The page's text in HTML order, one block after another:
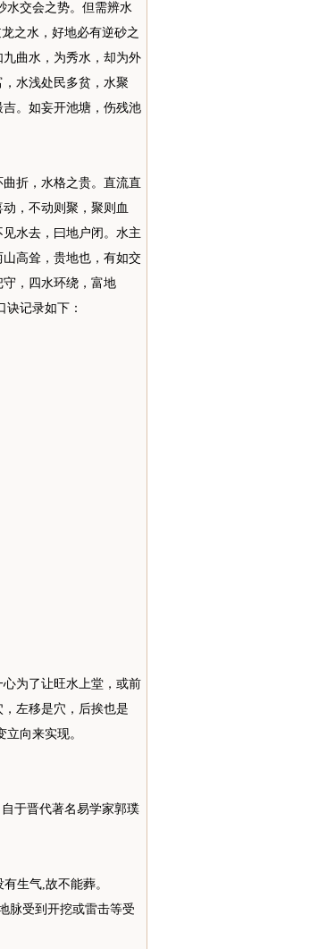
水交会之势。但需辨水
之水，好地必有逆砂之
曲水，为秀水，却为外
水浅处民多贫，水聚
。如妄开池塘，伤残池
折，水格之贵。直流直
，不动则聚，聚则血
水去，曰地户闭。水主
高耸，贵地也，有如交
，四水环绕，富地
记录如下：
为了让旺水上堂，或前
左移是穴，后挨也是
向来实现。
于晋代著名易学家郭璞
生气,故不能葬。
脉受到开挖或雷击等受